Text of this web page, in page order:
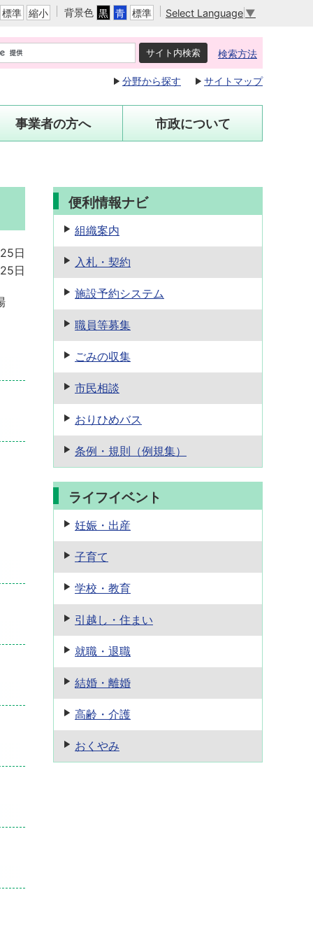
標準 縮小 背景色 黒 青 標準 Select Language ▼
検索方法
分野から探す サイトマップ
事業者の方へ 市政について
日
日
便利情報ナビ
組織案内
入札・契約
施設予約システム
職員等募集
ごみの収集
市民相談
おりひめバス
条例・規則 （例規集）
ライフイベント
妊娠・出産
子育て
学校・教育
引越し・住まい
就職・退職
結婚・離婚
高齢・介護
おくやみ